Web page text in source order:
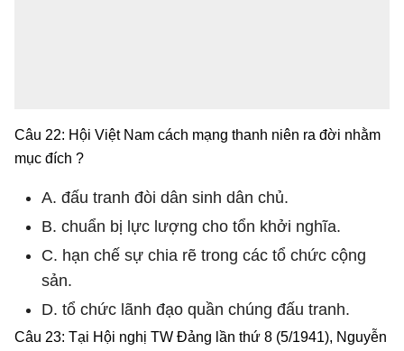
Câu 22: Hội Việt Nam cách mạng thanh niên ra đời nhằm
mục đích ?
A. đấu tranh đòi dân sinh dân chủ.
B. chuẩn bị lực lượng cho tổn khởi nghĩa.
C. hạn chế sự chia rẽ trong các tổ chức cộng
sản.
D. tổ chức lãnh đạo quần chúng đấu tranh.
Câu 23: Tại Hội nghị TW Đảng lần thứ 8 (5/1941), Nguyễn